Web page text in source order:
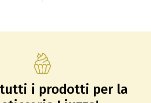
i prodotti per la